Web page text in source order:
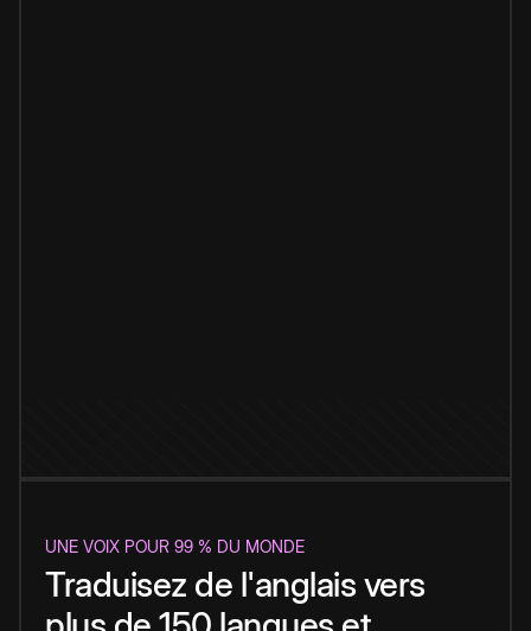
UNE VOIX POUR 99 % DU MONDE
Traduisez de l'anglais vers